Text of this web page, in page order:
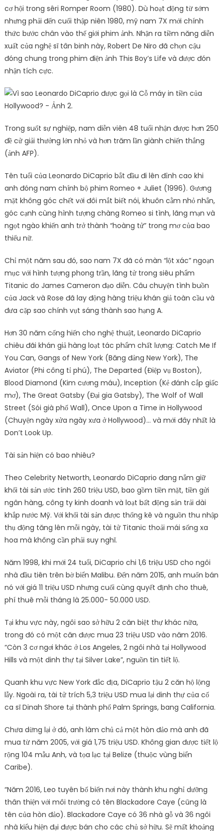
cơ hội trong sêri Romper Room (1980). Dù hoạt động từ sớm
nhưng phải đến cuối thập niên 1980, mỹ nam 7X mới chính
thức bước chân vào thế giới phim ảnh. Nhận ra tiềm năng diễn
xuất của nghệ sĩ tân binh này, Robert De Niro đã chọn cậu
đóng chung trong phim điện ảnh This Boy’s Life và được đón
nhận tích cực.
Trong suốt sự nghiệp, nam diễn viên 48 tuổi nhận được hơn 250
đề cử giải thưởng lớn nhỏ và hơn trăm lần giành chiến thắng
(ảnh AFP).
Tên tuổi của Leonardo DiCaprio bắt đầu đi lên đỉnh cao khi
anh đóng nam chính bộ phim Romeo + Juliet (1996). Gương
mặt không góc chết với đôi mắt biết nói, khuôn cằm nhỏ nhắn,
góc cạnh cùng hình tượng chàng Romeo si tình, lãng mạn và
ngọt ngào khiến anh trở thành “hoàng tử” trong mơ của bao
thiếu nữ.
Chỉ một năm sau đó, sao nam 7X đã có màn “lột xác” ngoạn
mục với hình tượng phong trần, lãng tử trong siêu phẩm
Titanic do James Cameron đạo diễn. Câu chuyện tình buồn
của Jack và Rose đã lay động hàng triệu khán giả toàn cầu và
đưa cặp sao chính vụt sáng thành sao hạng A.
Hơn 30 năm cống hiến cho nghệ thuật, Leonardo DiCaprio
chiêu đãi khán giả hàng loạt tác phẩm chất lượng: Catch Me If
You Can, Gangs of New York (Băng đảng New York), The
Aviator (Phi công tỉ phú), The Departed (Điệp vụ Boston),
Blood Diamond (Kim cương máu), Inception (Kẻ đánh cắp giấc
mơ), The Great Gatsby (Đại gia Gatsby), The Wolf of Wall
Street (Sói già phố Wall), Once Upon a Time in Hollywood
(Chuyện ngày xửa ngày xưa ở Hollywood)… và mới đây nhất là
Don’t Look Up.
Tài sản hiện có bao nhiêu?
Theo Celebrity Networth, Leonardo DiCaprio đang nắm giữ
khối tài sản ước tính 260 triệu USD, bao gồm tiền mặt, tiền gửi
ngân hàng, công ty kinh doanh và loạt bất động sản trải dài
khắp nước Mỹ. Với khối tài sản được thống kê và nguồn thu nhập
thụ động tăng lên mỗi ngày, tài tử Titanic thoải mái sống xa
hoa mà không cần phải suy nghĩ.
Năm 1998, khi mới 24 tuổi, DiCaprio chi 1,6 triệu USD cho ngôi
nhà đầu tiên trên bờ biển Malibu. Đến năm 2015, anh muốn bán
nó với giá 11 triệu USD nhưng cuối cùng quyết định cho thuê,
phí thuê mỗi tháng là 25.000- 50.000 USD.
Tại khu vực này, ngôi sao sở hữu 2 căn biệt thự khác nữa,
trong đó có một căn được mua 23 triệu USD vào năm 2016.
“Còn 3 cơ ngơi khác ở Los Angeles, 2 ngôi nhà tại Hollywood
Hills và một dinh thự tại Silver Lake”, nguồn tin tiết lộ.
Quanh khu vực New York đắc địa, DiCaprio tậu 2 căn hộ lộng
lẫy. Ngoài ra, tài tử trích 5,3 triệu USD mua lại dinh thự của cố
ca sĩ Dinah Shore tại thành phố Palm Springs, bang California.
Chưa dừng lại ở đó, anh làm chủ cả một hòn đảo mà anh đã
mua từ năm 2005, với giá 1,75 triệu USD. Không gian được tiết lộ
rộng 104 mẫu Anh, và tọa lạc tại Belize (thuộc vùng biển
Caribe).
“Năm 2016, Leo tuyên bố biến nơi này thành khu nghỉ dưỡng
thân thiện với môi trường có tên Blackadore Caye (cũng là
tên của hòn đảo). Blackadore Caye có 36 nhà gỗ và 36 ngôi
nhà kiểu hiện đại được bán cho các chủ sở hữu. Sẽ mất khoảng